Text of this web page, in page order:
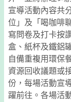
宣導活動內容共
位」及「喝咖啡
寫問卷及打卡按
盒、紙杯及鐵鋁
自備重複用環保
資源回收議題或
份，每場活動宣
躍前往。各場活